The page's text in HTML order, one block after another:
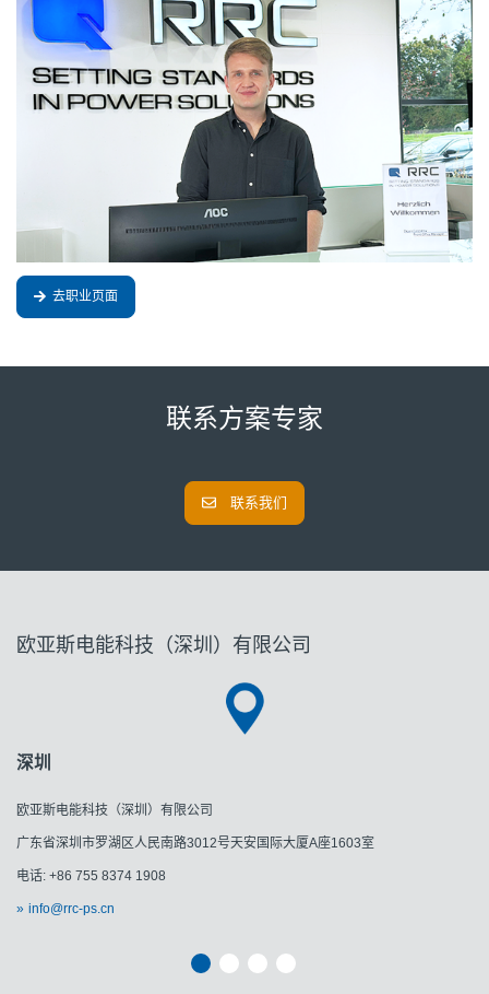
去职业页面
联系方案专家
联系我们
欧亚斯电能科技（深圳）有限公司
深圳
欧亚斯电能科技（深圳）有限公司
广东省深圳市罗湖区人民南路3012号天安国际大厦A座1603室
电话: +86 755 8374 1908
info@rrc-ps.cn